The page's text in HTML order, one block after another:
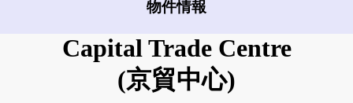
物件情報
Capital Trade Centre
(京貿中心)